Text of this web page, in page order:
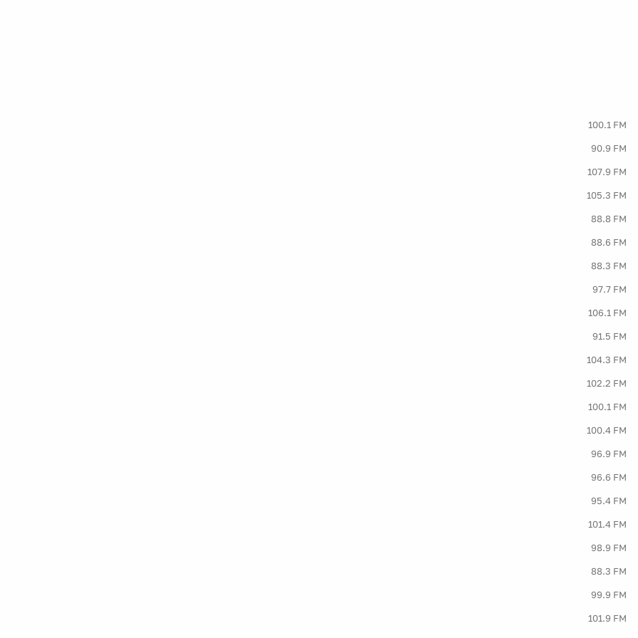
100.1 FM
90.9 FM
107.9 FM
105.3 FM
88.8 FM
88.6 FM
88.3 FM
97.7 FM
106.1 FM
91.5 FM
104.3 FM
102.2 FM
100.1 FM
100.4 FM
96.9 FM
96.6 FM
95.4 FM
101.4 FM
98.9 FM
88.3 FM
99.9 FM
101.9 FM